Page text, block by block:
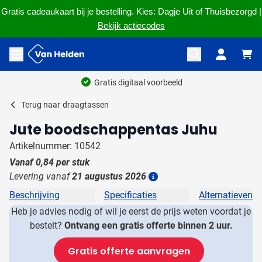
Gratis cadeaukaart bij je bestelling. Kies: Dagje Uit of Thuisbezorgd |
Bekijk actiecodes
Ga naar de inhoud
Menu openen
Gratis digitaal voorbeeld
Terug naar draagtassen
Jute boodschappentas Juhu
Artikelnummer: 10542
Vanaf0,84 per stuk
Levering vanaf21 augustus 2026
Beschrijving Specificaties
Alternatieven
Heb je advies nodig of wil je eerst de prijs weten voordat je
bestelt? Ontvang een gratis offerte binnen 2 uur.
Gratis offerte aanvragen